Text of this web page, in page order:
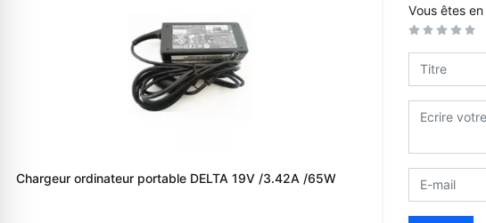
Chargeur ordinateur portable DELTA 19V /3.42A /65W
Vous êtes